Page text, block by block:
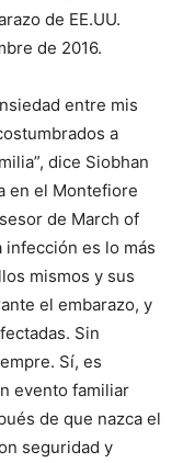
de EE.UU.
de 2016.
entre mis
a
dice Siobhan
en el Montefiore
de March of
infección es lo más
mismos y sus
el embarazo, y
Sin
Sí, es
evento familiar
de que nazca el
seguridad y